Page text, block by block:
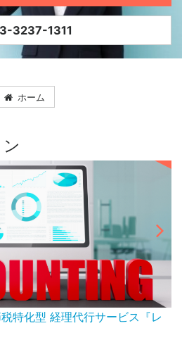
3237-1311
ホーム
特化型 経理代行サービス『レ